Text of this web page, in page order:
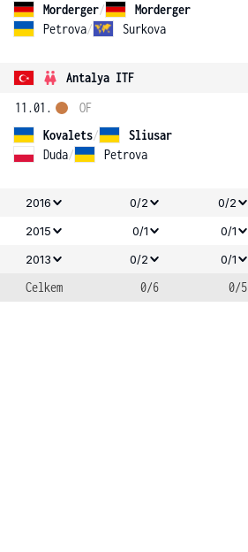
Morderger/
Morderger
Petrova/ Surkova
Antalya ITF
11.01.
Kovalets/
Sliusar
Duda/ Petrova
OF
2016 0/2 0/2
2015 0/1 0/1
2013 0/2 0/1
Celkem 0/6 0/5